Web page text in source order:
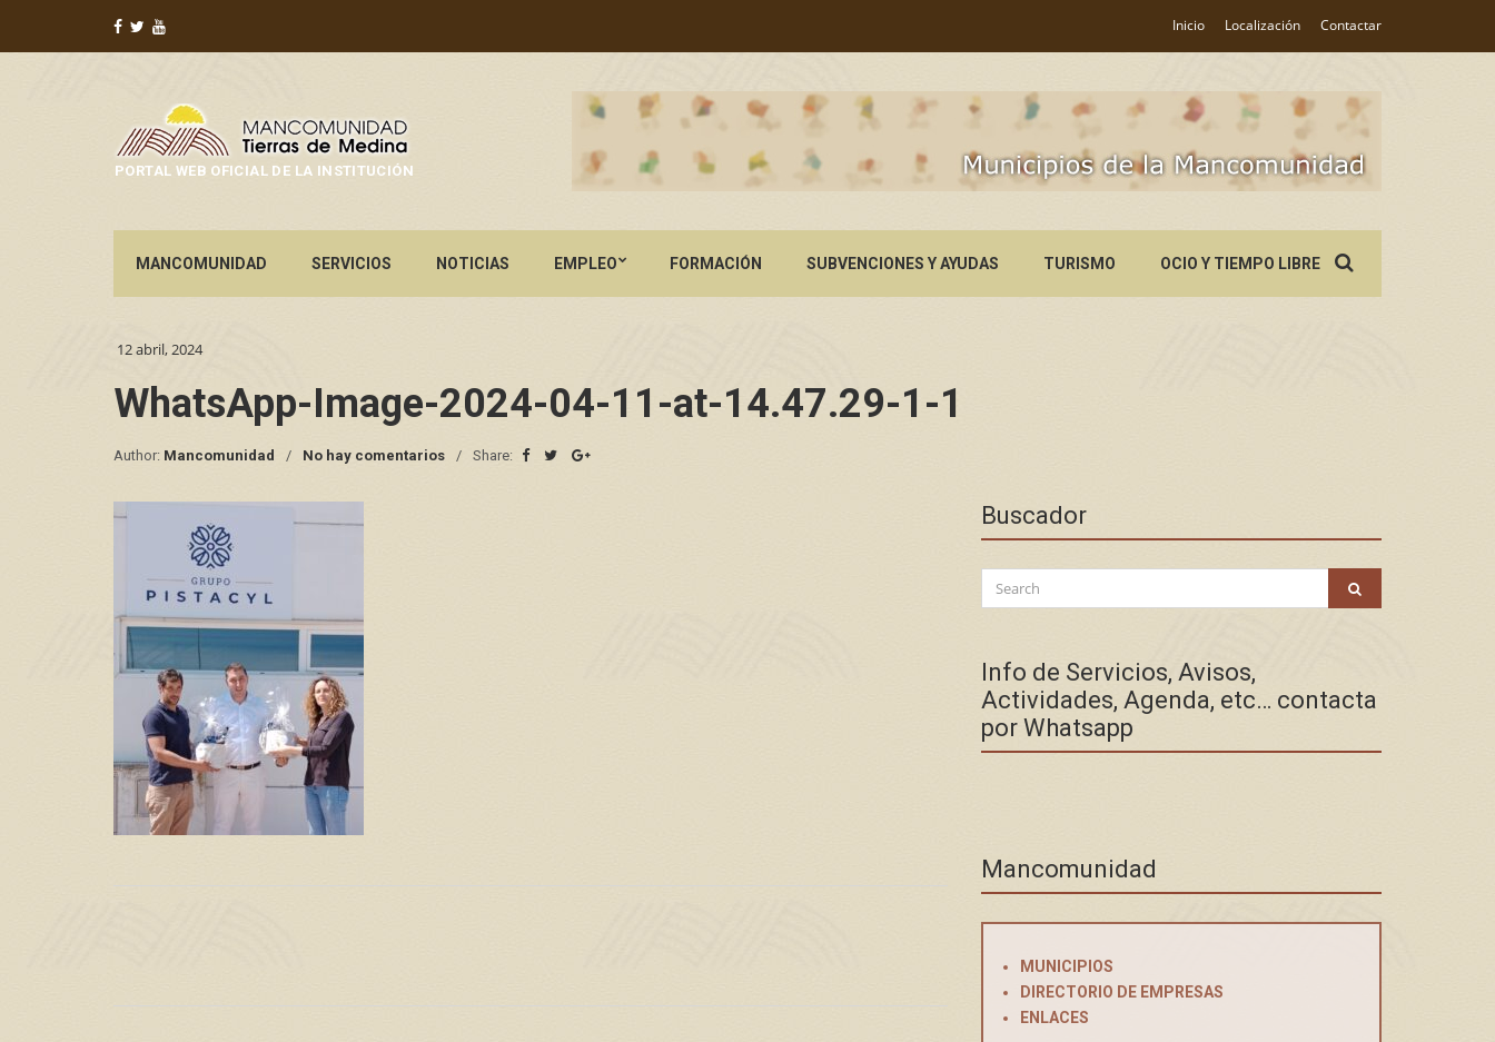
Inicio Localización Contactar
PORTAL WEB OFICIAL DE LA INSTITUCIÓN
MANCOMUNIDAD SERVICIOS NOTICIAS EMPLEO FORMACIÓN SUBVENCIONES Y AYUDAS TURISMO OCIO Y TIEMPO LIBREfor:
12 abril, 2024
WhatsApp-Image-2024-04-11-at-14.47.29-1-1
Author: Mancomunidad No hay comentarios Share:
Buscador
Search
for:
Info de Servicios, Avisos,
Actividades, Agenda, etc… contacta
por Whatsapp
Mancomunidad
MUNICIPIOS
DIRECTORIO DE EMPRESAS
ENLACES